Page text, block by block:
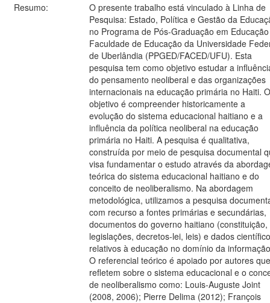
Resumo:
O presente trabalho está vinculado à Linha de
Pesquisa: Estado, Política e Gestão da
no Programa de Pós-Graduação em
Faculdade de Educação da Universidade
de Uberlândia (PPGED/FACED/UFU). Esta
pesquisa tem como objetivo estudar a
do pensamento neoliberal e das organizações
internacionais na educação primária no Haiti. O
objetivo é compreender historicamente a
evolução do sistema educacional haitiano e a
influência da política neoliberal na educação
primária no Haiti. A pesquisa é qualitativa,
construída por meio de pesquisa documental
visa fundamentar o estudo através da
teórica do sistema educacional haitiano e do
conceito de neoliberalismo. Na abordagem
metodológica, utilizamos a pesquisa
com recurso a fontes primárias e secundárias,
documentos do governo haitiano (constituição,
legislações, decretos-lei, leis) e dados
relativos à educação no domínio da
O referencial teórico é apoiado por autores que
refletem sobre o sistema educacional e o
de neoliberalismo como: Louis-Auguste Joint
(2008, 2006); Pierre Delima (2012); François